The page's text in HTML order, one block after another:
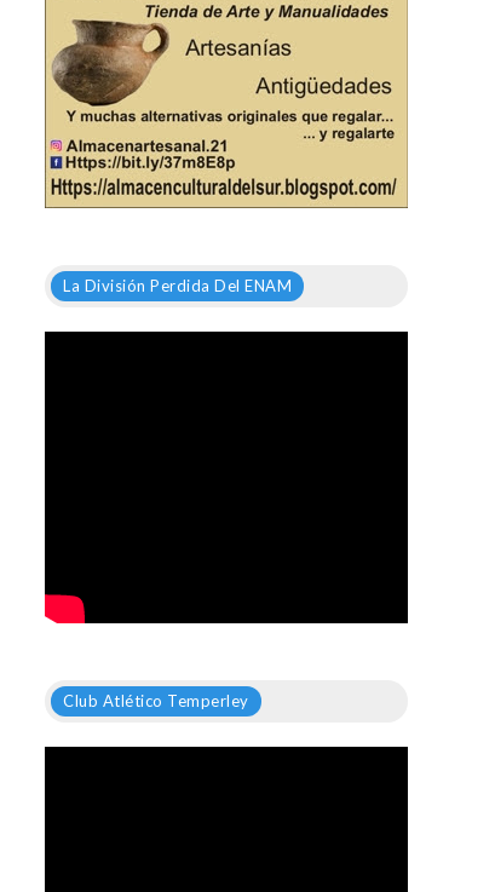
La División Perdida Del ENAM
Club Atlético Temperley